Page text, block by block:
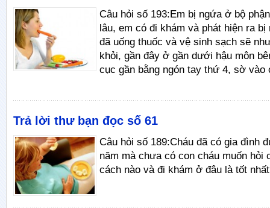
Câu hỏi số 193:Em bị ngứa ở bộ
lâu, em có đi khám và phát hiện ra bị
đã uống thuốc và vệ sinh sạch sẽ
khỏi, gần đây ở gần dưới hậu môn
cục gần bằng ngón tay thứ 4, sờ vào
Trả lời thư bạn đọc số 61
Câu hỏi số 189:Cháu đã có gia đình
năm mà chưa có con cháu muốn hỏi
cách nào và đi khám ở đâu là tốt